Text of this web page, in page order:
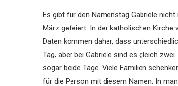
Es gibt für den Namenstag Gabriele
März gefeiert. In der katholischen Kirche
Daten kommen daher, dass
Tag, aber bei Gabriele sind es gleich
sogar beide Tage. Viele Familien
für die Person mit diesem Namen. In